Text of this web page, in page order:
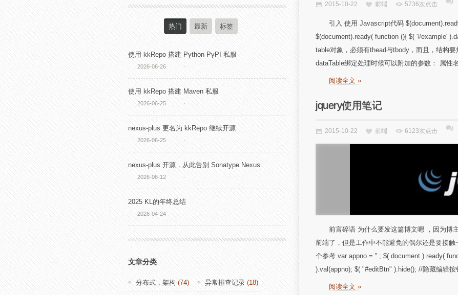
2015-10-22 前端 5736次点击
引入 使用 Javascript代码
$(document).ready( function (){ $( '#example'
table对象，必须有thead与tbody，而且，结构
dataTable绑定处理时候可以附加的参数： 属
阅读全文 »
jquery使用笔记
2015-10-22 前端 6123次点击
前言碎语 为什么要发这篇博文嗯 ，因为博
前端了，但是工作中不能避免的偶尔还是要接
个参考 var appno = '' ; $( document ).ready(
).val(appno); $( "#editBtn" ).hide(); //隐藏编辑
阅读全文 »
热门 最新 标签
使用 kkRepo 搭建 Python PyPI 私服
2026-06-26 ·
使用 kkRepo 搭建 Maven 私服
2026-06-25 ·
nexus-plus 更名为 kkRepo 继续开源
2026-06-25 ·
nexus-plus 开源，从此告别 Sonatype Nexus
2026-06-12 ·
2025 KL的年终总结
2026-04-24 ·
文章分类
分布式，架构 (74) 异常排查记录 (18)